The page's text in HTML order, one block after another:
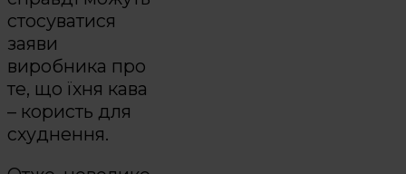
стосуватися
заяви
виробника про
те, що їхня кава
– користь для
схуднення.